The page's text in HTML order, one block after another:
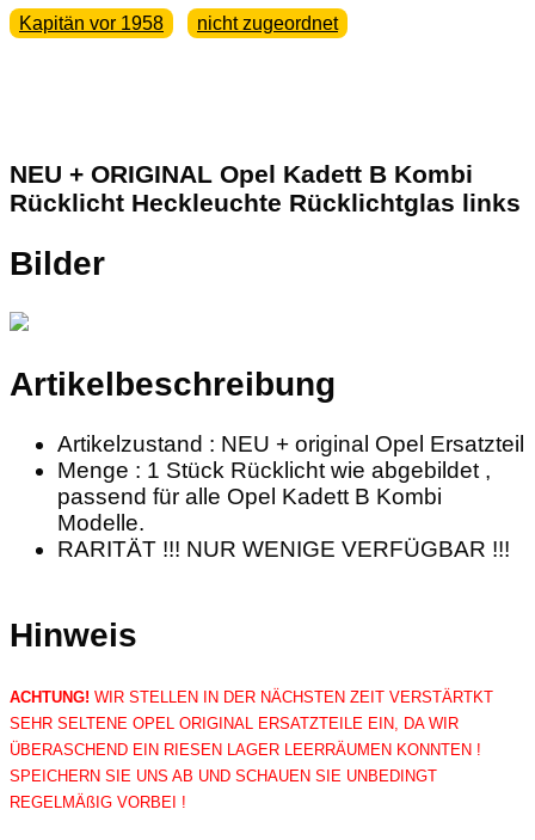
Kapitän vor 1958 nicht zugeordnet
NEU + ORIGINAL Opel Kadett B Kombi
Rücklicht Heckleuchte Rücklichtglas links
Bilder
Artikelbeschreibung
Artikelzustand : NEU + original Opel Ersatzteil
Menge : 1 Stück Rücklicht wie abgebildet ,
passend für alle Opel Kadett B Kombi
Modelle.
RARITÄT !!! NUR WENIGE VERFÜGBAR !!!
Hinweis
ACHTUNG! WIR STELLEN IN DER NÄCHSTEN ZEIT VERSTÄRTKT
SEHR SELTENE OPEL ORIGINAL ERSATZTEILE EIN, DA WIR
ÜBERASCHEND EIN RIESEN LAGER LEERRÄUMEN KONNTEN !
SPEICHERN SIE UNS AB UND SCHAUEN SIE UNBEDINGT
REGELMÄßIG VORBEI !